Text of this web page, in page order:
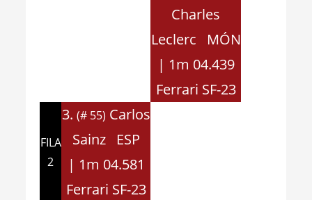
Charles
Leclerc MÓN
| 1m 04.439
Ferrari SF-23
FILA
2
3. (# 55) Carlos
Sainz ESP
| 1m 04.581
Ferrari SF-23